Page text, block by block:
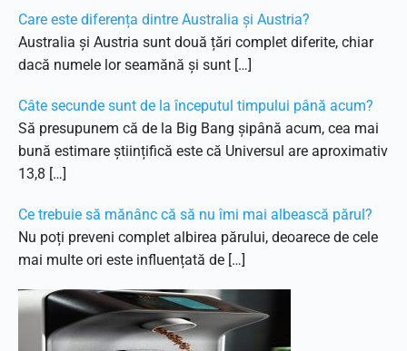
Care este diferența dintre Australia și Austria?
Australia și Austria sunt două țări complet diferite, chiar
dacă numele lor seamănă și sunt […]
Câte secunde sunt de la începutul timpului până acum?
Să presupunem că de la Big Bang șipână acum, cea mai
bună estimare științifică este că Universul are aproximativ
13,8 […]
Ce trebuie să mănânc că să nu îmi mai albească părul?
Nu poți preveni complet albirea părului, deoarece de cele
mai multe ori este influențată de […]